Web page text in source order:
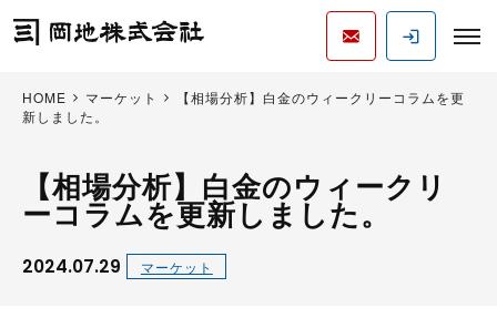
HOME マーケット
【相場分析】白金のウィークリーコラムを更
新しました。
【相場分析】白金のウィークリ
ーコラムを更新しました。
2024.07.29 マーケット